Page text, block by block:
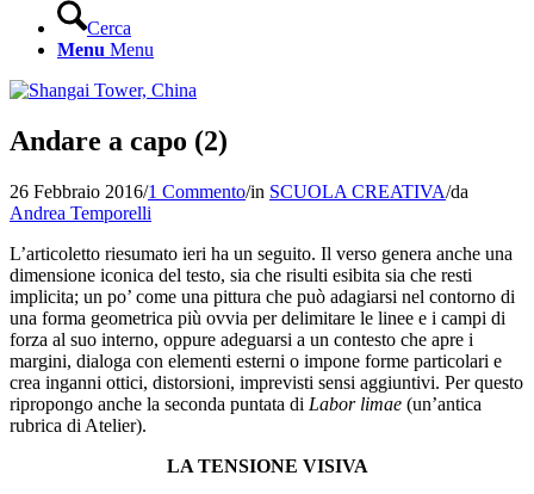
Cerca
Menu Menu
Andare a capo (2)
26 Febbraio 2016/1 Commento/in SCUOLA CREATIVA/da
Andrea Temporelli
L’articoletto riesumato ieri ha un seguito. Il verso genera anche una
dimensione iconica del testo, sia che risulti esibita sia che resti
implicita; un po’ come una pittura che può adagiarsi nel contorno di
una forma geometrica più ovvia per delimitare le linee e i campi di
forza al suo interno, oppure adeguarsi a un contesto che apre i
margini, dialoga con elementi esterni o impone forme particolari e
crea inganni ottici, distorsioni, imprevisti sensi aggiuntivi. Per questo
ripropongo anche la seconda puntata di Labor limae (un’antica
rubrica di Atelier).
LA TENSIONE VISIVA